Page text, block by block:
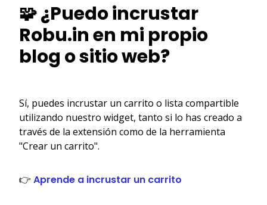
🧩 ¿Puedo incrustar
Robu.in en mi propio
blog o sitio web?
Sí, puedes incrustar un carrito o lista compartible
utilizando nuestro widget, tanto si lo has creado a
través de la extensión como de la herramienta
"Crear un carrito".
👉 Aprende a incrustar un carrito